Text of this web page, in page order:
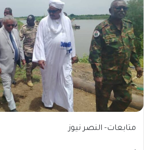
متابعات- النصر نيوز